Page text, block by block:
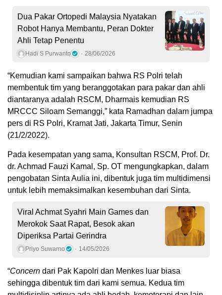
Dua Pakar Ortopedi Malaysia Nyatakan
Robot Hanya Membantu, Peran Dokter
Ahli Tetap Penentu
Hadi S Purwanto 28/06/2026
“Kemudian kami sampaikan bahwa RS Polri telah
membentuk tim yang beranggotakan para pakar dan ahli
diantaranya adalah RSCM, Dharmais kemudian RS
MRCCC Siloam Semanggi,” kata Ramadhan dalam jumpa
pers di RS Polri, Kramat Jati, Jakarta Timur, Senin
(21/2/2022).
Pada kesempatan yang sama, Konsultan RSCM, Prof. Dr.
dr. Achmad Fauzi Kamal, Sp. OT mengungkapkan, dalam
pengobatan Sinta Aulia ini, dibentuk juga tim multidimensi
untuk lebih memaksimalkan kesembuhan dari Sinta.
Viral Achmat Syahri Main Games dan
Merokok Saat Rapat, Besok akan
Diperiksa Partai Gerindra
Priyo Suwarno 14/05/2026
“Concern dari Pak Kapolri dan Menkes luar biasa
sehingga dibentuk tim dari kami semua. Kedua tim